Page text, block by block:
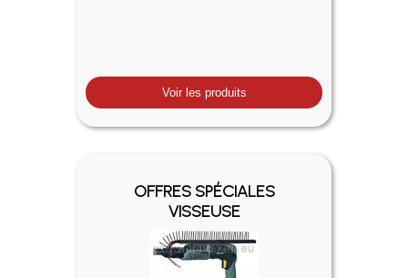
Voir les produits
OFFRES SPÉCIALES
VISSEUSE